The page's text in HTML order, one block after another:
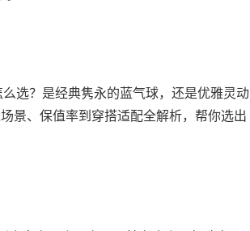
选？是经典隽永的蓝气球，还是优雅灵动
景、保值率到穿搭适配全解析，帮你选出